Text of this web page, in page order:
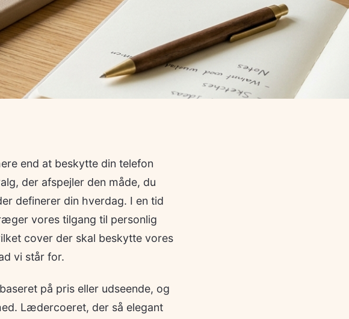
end at beskytte din telefon
der afspejler den måde, du
definerer din hverdag. I en tid
vores tilgang til personlig
cover der skal beskytte vores
vi står for.
på pris eller udseende, og
Lædercoeret, der så elegant